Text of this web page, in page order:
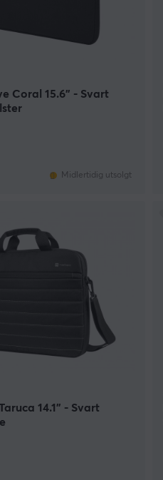
Coral 15.6" - Svart
Midlertidig utsolgt
14.1” - Svart